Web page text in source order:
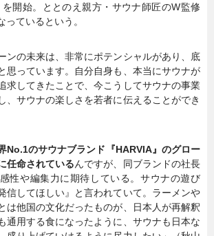
を開始。ととのえ親方・サウナ師匠のW監修
っているという。
ンの未来は、非常にポテンシャルがあり、底
思っています。自分自身も、本当にサウナが
求してきたことで、今こうしてサウナの事業
、サウナの楽しさを若者に伝えることができ
No.1のサウナブランド『HARVIA』のグロー
任命されているんですが、同ブランドの社長
性や編集力に期待している。サウナの遊び
信してほしい』と言われていて。ラーメンや
は他国の文化だったものが、日本人が再解釈
通用する食になったように、サウナも日本な